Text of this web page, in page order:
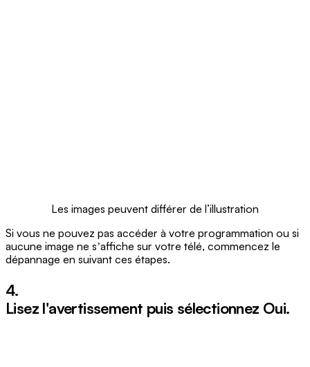
Les images peuvent différer de l’illustration
Si vous ne pouvez pas accéder à votre programmation ou si
aucune image ne sʼaffiche sur votre télé, commencez le
dépannage en suivant ces étapes.
4.
Lisez l'avertissement puis sélectionnez Oui.